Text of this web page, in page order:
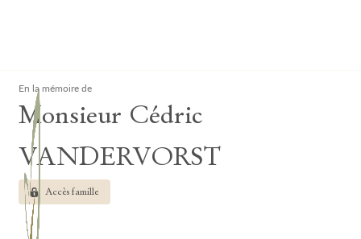
En la mémoire de
Monsieur Cédric
VANDERVORST
Accès famille